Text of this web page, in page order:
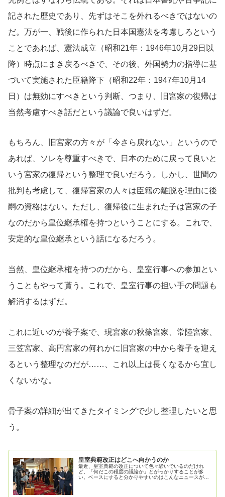
記された歴史であり、先ずはそこを外れるべきではないの
だ。万が一、戦後に作られた日本国憲法を考慮しろという
ことであれば、憲法成立（昭和21年：1946年10月29日以
降）時点にまき戻るべきで、その後、外国勢力の指導に基
づいて実施された臣籍降下（昭和22年：1947年10月14
日）は無効にすべきという判断、つまり、旧宮家の復帰は
当然考慮すべき話だという議論で良いはずだ。
もちろん、旧宮家の方々が「今さら戻れない」というので
あれば、ソレを尊重すべきで、日本のために戻って良いと
いう宮家の復帰という整理で良いだろう。しかし、世間の
批判も考慮して、復帰宮家の人々は臣籍の離脱を理由に後
嗣の資格はない。ただし、復帰後に生まれた子は宮家の子
なのだから皇位継承権を持つということにする。これで、
安定的な皇位継承という話になるだろう。
当然、皇位継承権を持つのだから、皇室行事への参加とい
うこともやって貰う。これで、皇室行事の担い手の問題も
解消するはずだ。
これに近いのが養子案で、現宮家の秋篠宮家、常陸宮家、
三笠宮家、高円宮家の何れかに旧宮家の中から養子を迎え
るという整理なのだが……、これ以上は長くなるから宜し
くないかな。
骨子案の詳細が出てきたタイミングで少し整理したいと思
う。
皇室典範改正はどこへ向かうのか
最近、皇室典範の改正について色々騒いでいるのだけれ
ど、「何だこの程度の議論か」とがっかりすることが多
い。ベースにすると分かりやすいのはこんなニュースが分